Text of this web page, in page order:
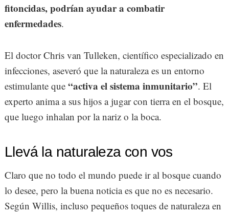
fitoncidas, podrían ayudar a combatir
enfermedades.
El doctor Chris van Tulleken, científico especializado en
infecciones, aseveró que la naturaleza es un entorno
estimulante que “activa el sistema inmunitario”. El
experto anima a sus hijos a jugar con tierra en el bosque,
que luego inhalan por la nariz o la boca.
Llevá la naturaleza con vos
Claro que no todo el mundo puede ir al bosque cuando
lo desee, pero la buena noticia es que no es necesario.
Según Willis, incluso pequeños toques de naturaleza en